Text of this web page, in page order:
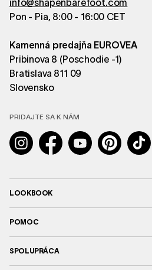
info@shapenbarefoot.com
Pon - Pia, 8:00 - 16:00 CET
Kamenná predajňa EUROVEA
Pribinova 8 (Poschodie -1)
Bratislava 811 09
Slovensko
PRIDAJTE SA K NÁM
InstagramFacebookYouTubePinterestTikTok
LOOKBOOK
POMOC
SPOLUPRÁCA